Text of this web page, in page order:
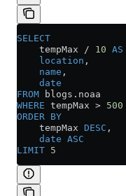
SELECT
    tempMax
/ 10 AS
    location
,
    name
,
    date
FROM blogs . noaa
WHERE tempMax > 500
ORDER BY
    tempMax
DESC ,
    date
ASC
LIMIT 5